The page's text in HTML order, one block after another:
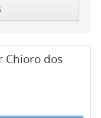
Chioro dos